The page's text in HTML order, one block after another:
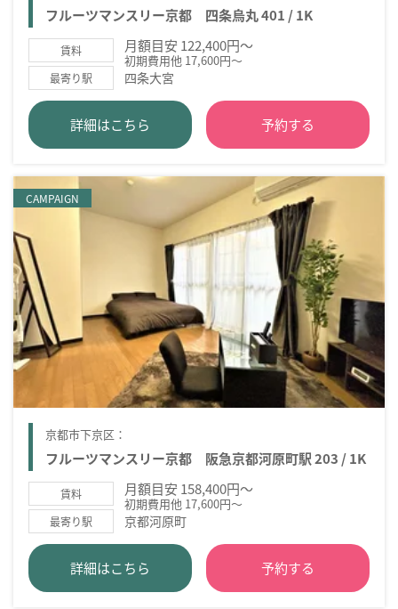
フルーツマンスリー京都 四条烏丸 401 / 1K
賃料 月額目安 122,400円～
初期費用他 17,600円～
最寄り駅 四条大宮
詳細はこちら 予約する
CAMPAIGN
京都市下京区：
フルーツマンスリー京都 阪急京都河原町駅 203 / 1K
賃料 月額目安 158,400円～
初期費用他 17,600円～
最寄り駅 京都河原町
詳細はこちら 予約する